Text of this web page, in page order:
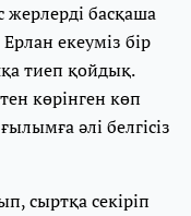
жерлерді басқаша
екеуміз бір
тиеп қойдық.
көрінген көп
әлі белгісіз
сыртқа секіріп